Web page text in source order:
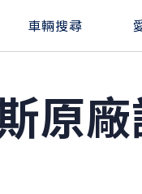
車輛搜尋
原廠